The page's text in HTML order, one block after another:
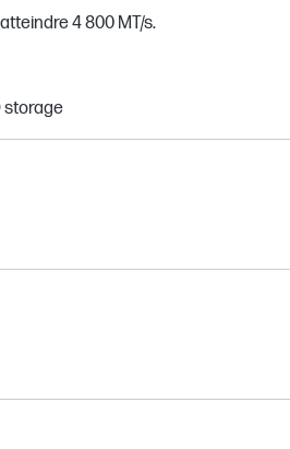
4 800 MT/s.
storage